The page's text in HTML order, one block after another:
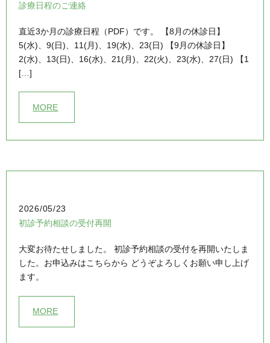
診療日程のご連絡
直近3か月の診療日程（PDF）です。 【8月の休診日】
5(水)、9(日)、11(月)、19(水)、23(日) 【9月の休診日】
2(水)、13(日)、16(水)、21(月)、22(火)、23(水)、27(日) 【1
[…]
MORE
2026/05/23
初診予約相談の受付再開
大変お待たせしました。 初診予約相談の受付を再開いたしま
した。お申込みはこちらから どうぞよろしくお願い申し上げ
ます。
MORE